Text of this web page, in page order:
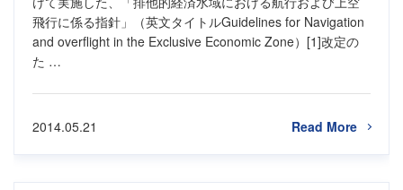
飛行に係る指針」（英文タイトルGuidelines for Navigation
and overflight in the Exclusive Economic Zone）[1]改定の
た …
Read More
2014.05.21